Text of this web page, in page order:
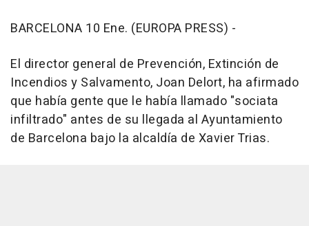
BARCELONA 10 Ene. (EUROPA PRESS) -
El director general de Prevención, Extinción de
Incendios y Salvamento, Joan Delort, ha afirmado
que había gente que le había llamado "sociata
infiltrado" antes de su llegada al Ayuntamiento
de Barcelona bajo la alcaldía de Xavier Trias.